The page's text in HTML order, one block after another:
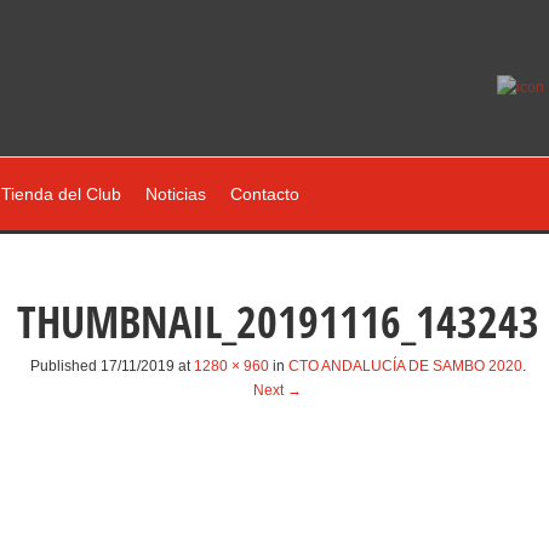
Tienda del Club Noticias Contacto
THUMBNAIL_20191116_143243
Published 17/11/2019 at 1280 × 960in CTO ANDALUCÍA DE SAMBO 2020.
Next →